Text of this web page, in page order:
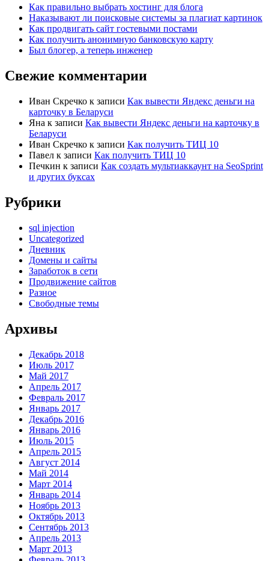
Как правильно выбрать хостинг для блога
Наказывают ли поисковые системы за плагиат картинок
Как продвигать сайт гостевыми постами
Как получить анонимную банковскую карту
Был блогер, а теперь инженер
Свежие комментарии
Иван Скречко к записи Как вывести Яндекс деньги на
карточку в Беларуси
Яна к записи Как вывести Яндекс деньги на карточку в
Беларуси
Иван Скречко к записи Как получить ТИЦ 10
Павел к записи Как получить ТИЦ 10
Печкин к записи Как создать мультиаккаунт на SeoSprint
и других буксах
Рубрики
sql injection
Uncategorized
Дневник
Домены и сайты
Заработок в сети
Продвижение сайтов
Разное
Свободные темы
Архивы
Декабрь 2018
Июль 2017
Май 2017
Апрель 2017
Февраль 2017
Январь 2017
Декабрь 2016
Январь 2016
Июль 2015
Апрель 2015
Август 2014
Май 2014
Март 2014
Январь 2014
Ноябрь 2013
Октябрь 2013
Сентябрь 2013
Апрель 2013
Март 2013